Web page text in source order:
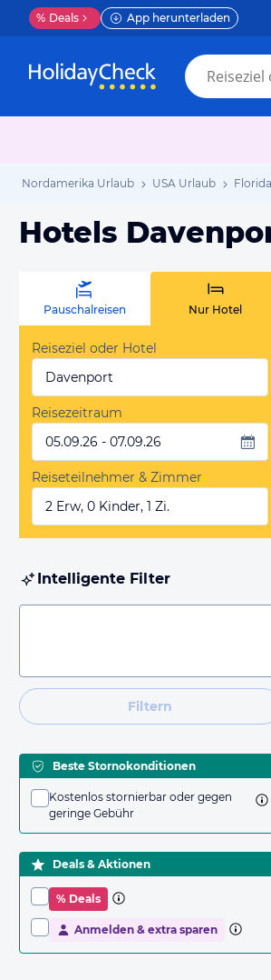
% Deals App herunterladen
Nordamerika Urlaub USA Urlaub
Hotels
Pauschalreisen Nur Hotel
Reiseziel oder Hotel
Davenport
Reisezeitraum
05.09.26 - 07.09.26
Reiseteilnehmer & Zimmer
2 Erw, 0 Kinder, 1 Zi.
Intelligente Filter
Filtern
Beste Stornokonditionen
Kostenlos stornierbar oder gegen
geringe Gebühr
Deals & Aktionen
% Deals
Anmelden & extra sparen